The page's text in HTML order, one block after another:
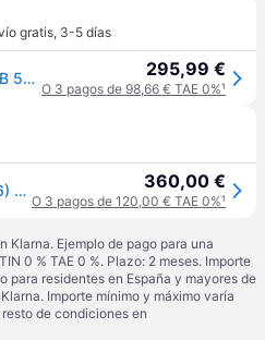
gratis, 3-5 días
Samsung Galaxy A36 A366B 5G 8 GB/256 GB doble lima 295,99 €
O 3 pagos de 98,66 € TAE 0%¹
Samsung Galaxy A36 (A366) Smartphone 5G Ds. 8/256Gb Lima 360,00 €
O 3 pagos de 120,00 € TAE 0%¹
Klarna. Ejemplo de pago para una
0 % TAE 0 %. Plazo: 2 meses. Importe
para residentes en España y mayores de
Importe mínimo y máximo varía
de condiciones en